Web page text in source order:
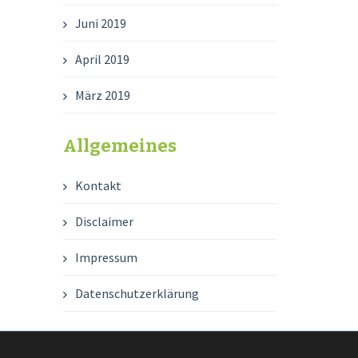
Juni 2019
April 2019
März 2019
Allgemeines
Kontakt
Disclaimer
Impressum
Datenschutzerklärung